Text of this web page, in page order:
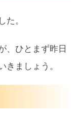
更新
た。
、ひとまず昨日
きましょう。